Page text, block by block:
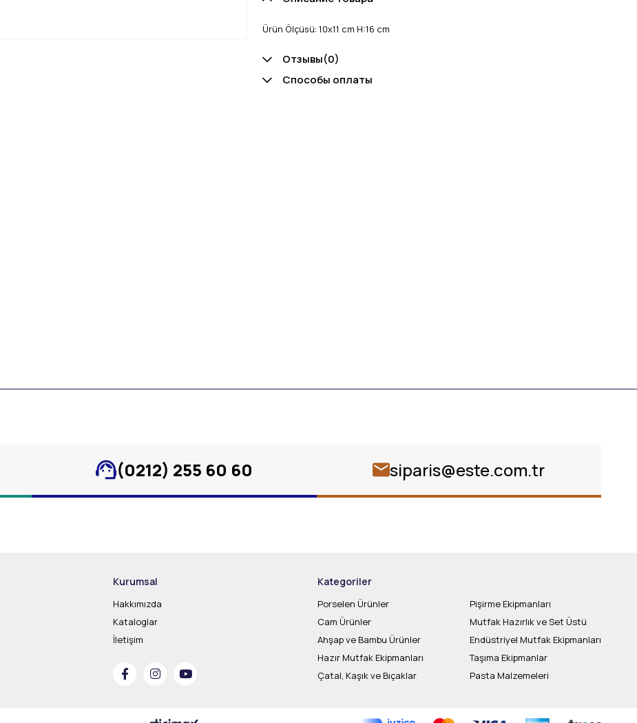
Ürün Ölçüsü: 10x11 cm H:16 cm
Отзывы(0)
Способы оплаты
(0212) 255 60 60 siparis@este.com.tr
Kurumsal
Hakkımızda
Kataloglar
İletişim
Kategoriler
Porselen Ürünler
Cam Ürünler
Ahşap ve Bambu Ürünler
Hazır Mutfak Ekipmanları
Çatal, Kaşık ve Bıçaklar
Pişirme Ekipmanları
Mutfak Hazırlık ve Set Üstü
Endüstriyel Mutfak Ekipmanları
Taşıma Ekipmanlar
Pasta Malzemeleri